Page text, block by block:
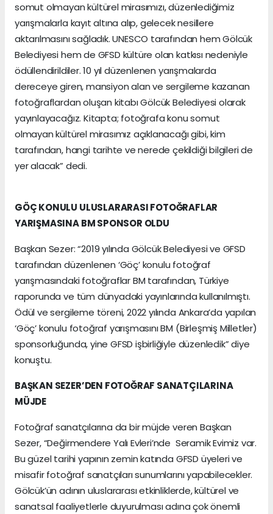
somut olmayan kültürel mirasımızı, düzenlediğimiz
yarışmalarla kayıt altına alıp, gelecek nesillere
aktarılmasını sağladık. UNESCO tarafından hem Gölcük
Belediyesi hem de GFSD kültüre olan katkısı nedeniyle
ödüllendirildiler. 10 yıl düzenlenen yarışmalarda
dereceye giren, mansiyon alan ve sergileme kazanan
fotoğraflardan oluşan kitabı Gölcük Belediyesi olarak
yayınlayacağız. Kitapta; fotoğrafa konu somut
olmayan kültürel mirasımız açıklanacağı gibi, kim
tarafından, hangi tarihte ve nerede çekildiği bilgileri de
yer alacak” dedi.
GÖÇ KONULU ULUSLARARASI FOTOĞRAFLAR
YARIŞMASINA BM SPONSOR OLDU
Başkan Sezer: “2019 yılında Gölcük Belediyesi ve GFSD
tarafından düzenlenen ‘Göç’ konulu fotoğraf
yarışmasındaki fotoğraflar BM tarafından, Türkiye
raporunda ve tüm dünyadaki yayınlarında kullanılmıştı.
Ödül ve sergileme töreni, 2022 yılında Ankara’da yapılan
‘Göç’ konulu fotoğraf yarışmasını BM (Birleşmiş Milletler)
sponsorluğunda, yine GFSD işbirliğiyle düzenledik” diye
konuştu.
BAŞKAN SEZER’DEN FOTOĞRAF SANATÇILARINA
MÜJDE
Fotoğraf sanatçılarına da bir müjde veren Başkan
Sezer, “Değirmendere Yalı Evleri’nde Seramik Evimiz var.
Bu güzel tarihi yapının zemin katında GFSD üyeleri ve
misafir fotoğraf sanatçıları sunumlarını yapabilecekler.
Gölcük’ün adının uluslararası etkinliklerde, kültürel ve
sanatsal faaliyetlerle duyurulması adına çok önemli